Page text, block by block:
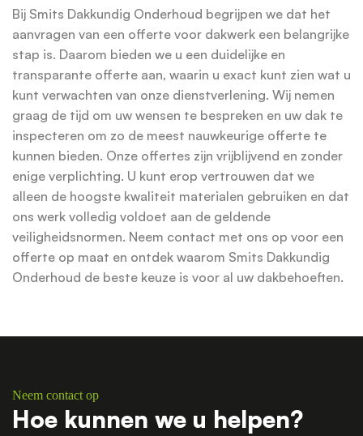
Bij Smits Dakkundig Onderhoud begrijpen we dat het
aanvragen van een offerte voor dakwerk een belangrijke
stap is. Daarom bieden we u een duidelijke en
transparante offerte aan, waarin u exact kunt zien wat u
kunt verwachten van onze dienstverlening. Wij nemen
graag de tijd om uw wensen te bespreken en uw dak te
inspecteren om zo de meest nauwkeurige offerte te
kunnen bieden. Onze offertes zijn vrijblijvend en zonder
enige verplichting. U kunt erop vertrouwen dat we
alleen de hoogste kwaliteit materialen gebruiken en dat
ons werk volledig voldoet aan de geldende
veiligheidsnormen. Neem contact met ons op voor een
offerte op maat en ontdek waarom Smits Dakkundig
Onderhoud de beste keuze is voor al uw dakbehoeften.
Neem contact op
Hoe kunnen we u helpen?